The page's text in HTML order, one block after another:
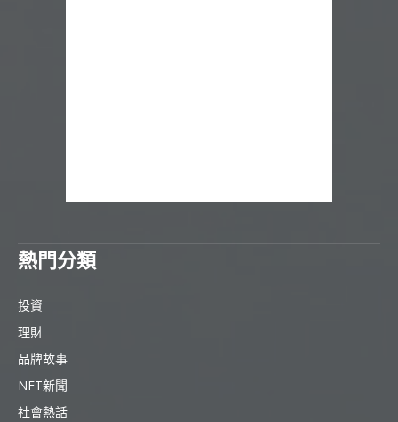
熱門分類
投資
理財
品牌故事
NFT新聞
社會熱話